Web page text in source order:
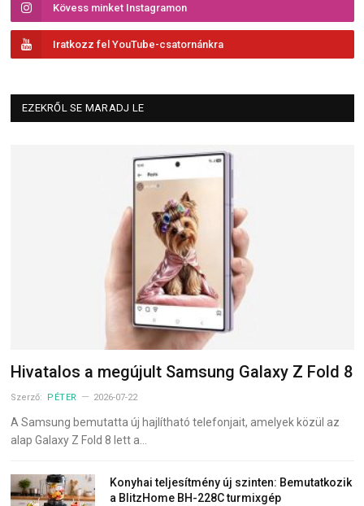
Kövess minket Instagramon
Iratkozz fel YouTube-csatornánkra
EZEKRŐL SE MARADJ LE
Hivatalos a megújult Samsung Galaxy Z Fold 8
Szerző: PÉTER 2026-07-22
A Samsung bemutatta új hajlítható telefonjait, amelyek közül az
alap Galaxy Z Fold 8 lett a…
Konyhai teljesítmény új szinten: Bemutatkozik
a BlitzHome BH-228C turmixgép